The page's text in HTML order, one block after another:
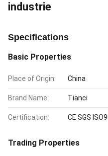
industrie
Specifications
Basic Properties
Place of Origin: China
Brand Name: Tianci
Certification: CE SGS
Trading Properties